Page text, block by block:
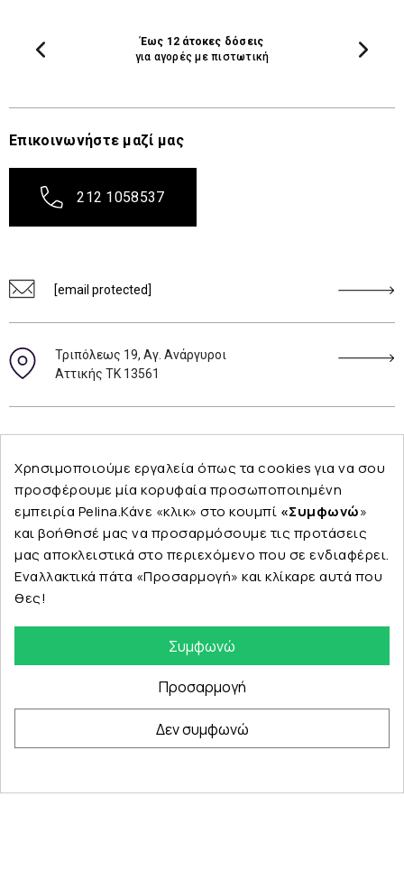
Έως 12 άτοκες δόσεις
για αγορές με πιστωτική
Επικοινωνήστε μαζί μας
212 1058537
[email protected]
Τριπόλεως 19, Αγ. Ανάργυροι
Αττικής ΤΚ 13561
Εταιρεία
© Copyright 2024 PELINA. All rights reserved.
Χρησιμοποιούμε εργαλεία όπως τα cookies για να σου
προσφέρουμε μία κορυφαία προσωποποιημένη
εμπειρία Pelina.Κάνε «κλικ» στο κουμπί «Συμφωνώ»
και βοήθησέ μας να προσαρμόσουμε τις προτάσεις
μας αποκλειστικά στο περιεχόμενο που σε ενδιαφέρει.
Εναλλακτικά πάτα «Προσαρμογή» και κλίκαρε αυτά που
θες!
Συμφωνώ
Δεν συμφωνώ
Προσαρμογή